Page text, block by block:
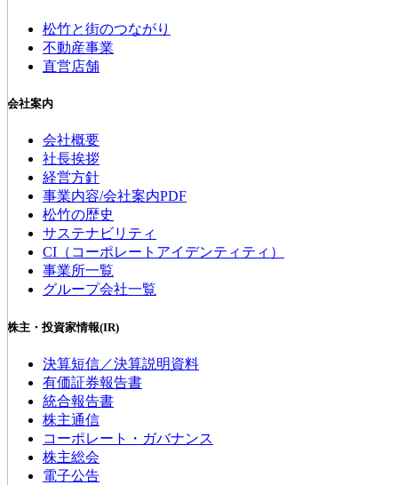
松竹と街のつながり
不動産事業
直営店舗
会社案内
会社概要
社長挨拶
経営方針
事業内容/会社案内PDF
松竹の歴史
サステナビリティ
CI（コーポレートアイデンティティ）
事業所一覧
グループ会社一覧
株主・投資家情報(IR)
決算短信／決算説明資料
有価証券報告書
統合報告書
株主通信
コーポレート・ガバナンス
株主総会
電子公告